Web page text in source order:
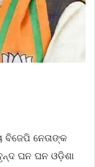
ବିଜେପି ନେତାଙ୍କ
ଘନ ଘନ ଓଡ଼ିଶା